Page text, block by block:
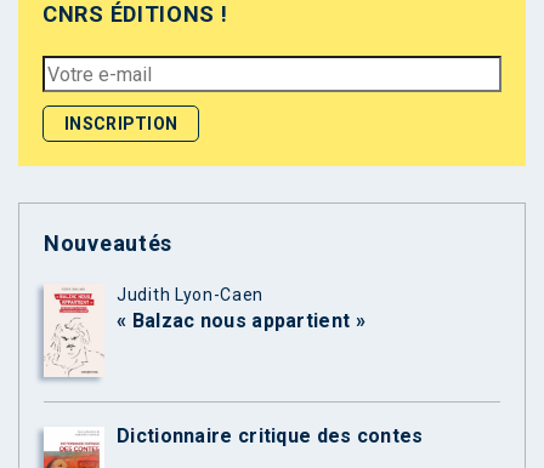
CNRS ÉDITIONS !
Nouveautés
Judith Lyon-Caen
« Balzac nous appartient »
Dictionnaire critique des contes